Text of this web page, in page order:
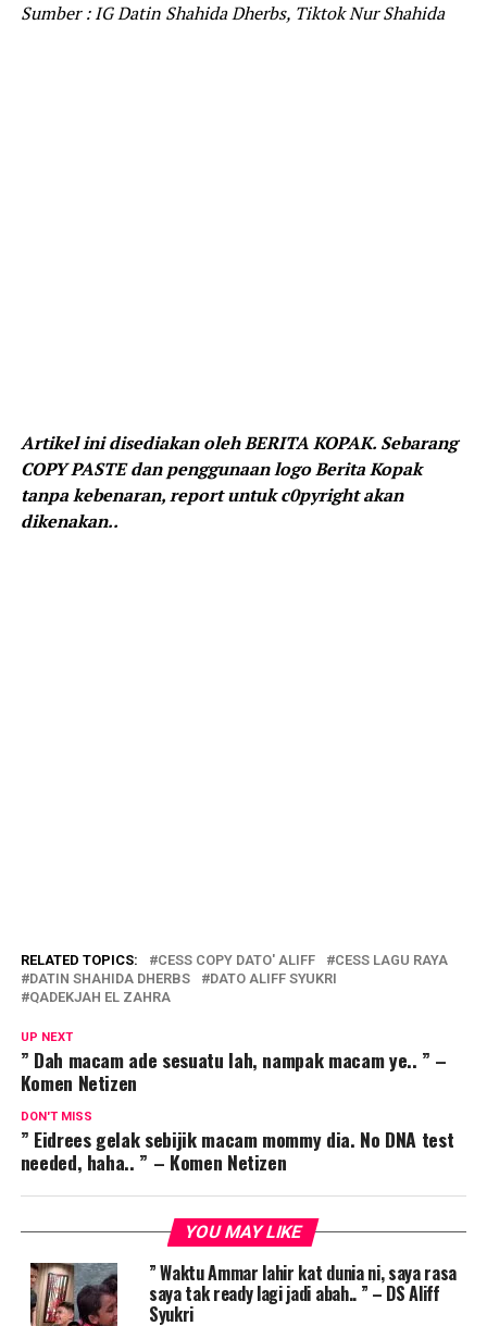
Sumber : IG Datin Shahida Dherbs, Tiktok Nur Shahida
Artikel ini disediakan oleh BERITA KOPAK. Sebarang
COPY PASTE dan penggunaan logo Berita Kopak
tanpa kebenaran, report untuk c0pyright akan
dikenakan..
RELATED TOPICS: CESS COPY DATO' ALIFF
CESS LAGU RAYA
DATIN SHAHIDA DHERBS
DATO ALIFF SYUKRI
QADEKJAH EL ZAHRA
UP NEXT
” Dah macam ade sesuatu lah, nampak macam ye.. ” –
Komen Netizen
DON'T MISS
” Eidrees gelak sebijik macam mommy dia. No DNA test
needed, haha.. ” – Komen Netizen
YOU MAY LIKE
” Waktu Ammar lahir kat dunia ni, saya rasa
saya tak ready lagi jadi abah.. ” – DS Aliff
Syukri